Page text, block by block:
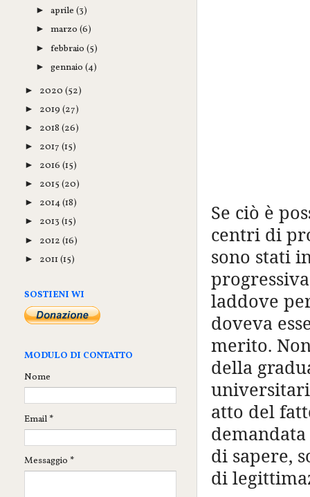
Se ciò è
centri di
sono stati
laddove
doveva
merito.
della
atto del
di sapere,
di
►aprile(3)
►marzo(6)
►febbraio(5)
►gennaio(4)
► 2020 (52)
► 2019 (27)
► 2018 (26)
► 2017 (15)
► 2016 (15)
► 2015 (20)
► 2014(18)
► 2013 (15)
► 2012 (16)
► 2011 (15)
SOSTIENI WI
MODULO DI CONTATTO
Nome
Email *
Messaggio *